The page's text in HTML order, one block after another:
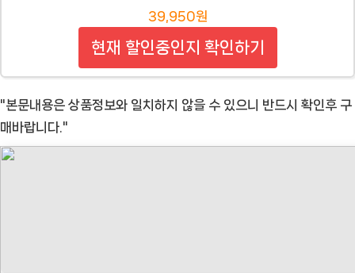
39,950원
현재 할인중인지 확인하기
"본문내용은 상품정보와 일치하지 않을 수 있으니 반드시 확인후 구
매바랍니다."